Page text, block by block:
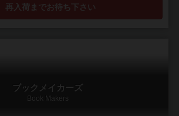
再入荷までお待ち下さい
ブックメイカーズ
Book Makers